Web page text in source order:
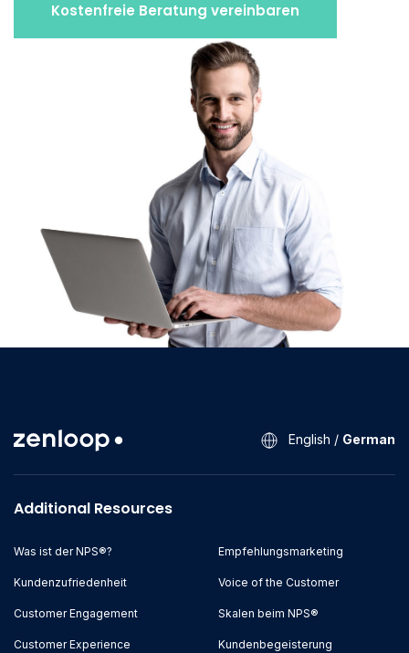
Kostenfreie Beratung vereinbaren
English / German
Additional Resources
Was ist der NPS®?
Kundenzufriedenheit
Customer Engagement
Customer Experience
Empfehlungsmarketing
Voice of the Customer
Skalen beim NPS®
Kundenbegeisterung